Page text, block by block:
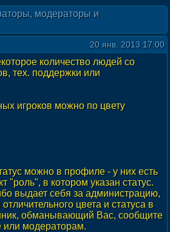
модераторы и
20 янв. 2013 17:00
количество людей со
тех. поддержки или
игроков можно по цвету
можно в профиле - у них есть
"роль", в котором указан статус.
выдает себя за администрацию,
цвета и статуса в
обманывающий Вас, сообщите
или модераторам.